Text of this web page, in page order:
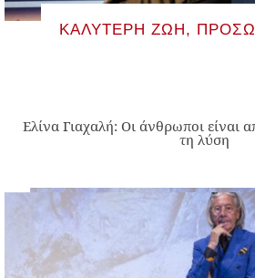
ΚΑΛΎΤΕΡΗ ΖΩΉ ,
Ελίνα Γιαχαλή: Οι άνθρωποι είναι
τη λύση